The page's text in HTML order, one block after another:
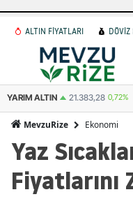
ALTIN FİYATLARI DÖVİZ
YARIM ALTIN 21.383,28 0,72%
MevzuRize Ekonomi
Yaz
Fiyatlarını